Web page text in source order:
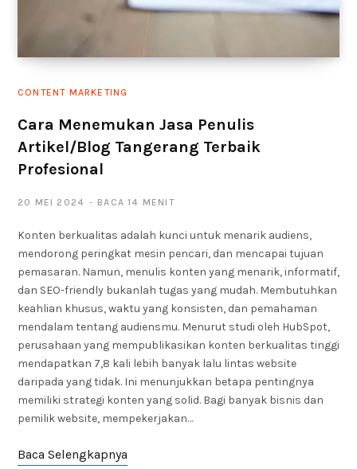
CONTENT MARKETING
Cara Menemukan Jasa Penulis
Artikel/Blog Tangerang Terbaik
Profesional
20 MEI 2024 BACA 14 MENIT
Konten berkualitas adalah kunci untuk menarik audiens,
mendorong peringkat mesin pencari, dan mencapai tujuan
pemasaran. Namun, menulis konten yang menarik, informatif,
dan SEO-friendly bukanlah tugas yang mudah. Membutuhkan
keahlian khusus, waktu yang konsisten, dan pemahaman
mendalam tentang audiensmu. Menurut studi oleh HubSpot,
perusahaan yang mempublikasikan konten berkualitas tinggi
mendapatkan 7,8 kali lebih banyak lalu lintas website
daripada yang tidak. Ini menunjukkan betapa pentingnya
memiliki strategi konten yang solid. Bagi banyak bisnis dan
pemilik website, mempekerjakan…
Baca Selengkapnya